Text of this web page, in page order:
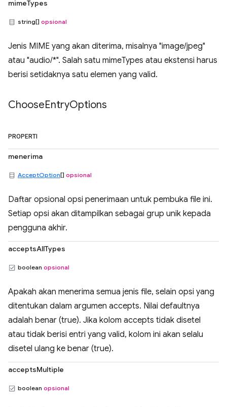
mimeTypes
string[] opsional
Jenis MIME yang akan diterima, misalnya "image/jpeg"
atau "audio/*". Salah satu mimeTypes atau ekstensi harus
berisi setidaknya satu elemen yang valid.
ChooseEntryOptions
PROPERTI
menerima
AcceptOption[] opsional
Daftar opsional opsi penerimaan untuk pembuka file ini.
Setiap opsi akan ditampilkan sebagai grup unik kepada
pengguna akhir.
acceptsAllTypes
boolean opsional
Apakah akan menerima semua jenis file, selain opsi yang
ditentukan dalam argumen accepts. Nilai defaultnya
adalah benar (true). Jika kolom accepts tidak disetel
atau tidak berisi entri yang valid, kolom ini akan selalu
disetel ulang ke benar (true).
acceptsMultiple
boolean opsional